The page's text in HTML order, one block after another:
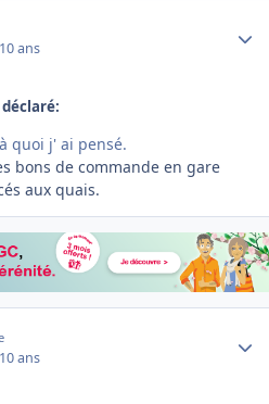
10 ans
quoi j' ai pensé.
bons de commande en gare
aux quais.
10 ans